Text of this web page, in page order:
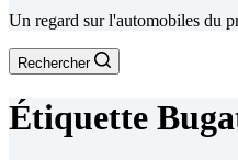
Un regard sur l'automobiles du
Rechercher
Étiquette